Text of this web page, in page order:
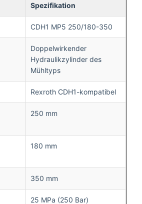
Spezifikation
CDH1 MP5 250/180-350
Doppelwirkender
Hydraulikzylinder des
Mühltyps
Rexroth CDH1-kompatibel
250 mm
180 mm
350 mm
25 MPa (250 Bar)